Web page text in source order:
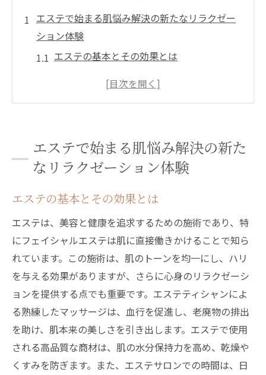
エステで始まる肌悩み解決の新たなリラクゼー
ション体験
エステの基本とその効果とは
肌悩みに応じたリラクゼーションの選び方
専門家が教えるエステの新たなトレンド
エステサロンでの体験がもたらす日常生活
への影響
エステ体験
個々の肌状態に合わせたカスタマイズケア
プライベートサロンのメリットと魅力
エステティシャンによる丁寧なカウンセリ
ング
オーダーメイド施術で得られる効果とは
プライベートエステでの特別なリラクゼー
ション
エステで始まる肌悩み解決の新た
なリラクゼーション体験
エステの基本とその効果とは
エステは、美容と健康を追求するための施術であり、特
にフェイシャルエステは肌に直接働きかけることで知ら
れています。この施術は、肌のトーンを均一にし、ハリ
を与える効果がありますが、さらに心身のリラクゼーシ
ョンを提供する点でも重要です。エステティシャンによ
る熟練したマッサージは、血行を促進し、老廃物の排出
を助け、肌本来の美しさを引き出します。エステで使用
される高品質な商材は、肌の水分保持力を高め、乾燥や
くすみを防ぎます。また、エステサロンでの時間は、日